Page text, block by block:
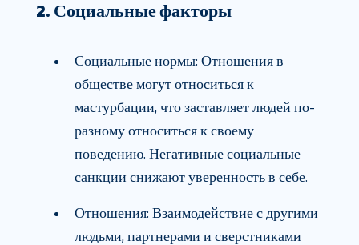
2. Социальные факторы
Социальные нормы: Отношения в
обществе могут относиться к
мастурбации, что заставляет людей по-
разному относиться к своему
поведению. Негативные социальные
санкции снижают уверенность в себе.
Отношения: Взаимодействие с другими
людьми, партнерами и сверстниками